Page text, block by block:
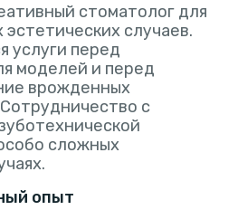
стоматолог для
случаев.
услуги перед
моделей и перед
врожденных
с
сложных
опыт